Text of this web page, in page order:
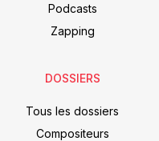
Podcasts
Zapping
DOSSIERS
Tous les dossiers
Compositeurs